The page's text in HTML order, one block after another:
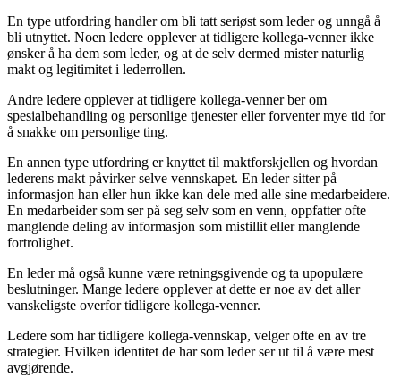
En type utfordring handler om bli tatt seriøst som leder og unngå å
bli utnyttet. Noen ledere opplever at tidligere kollega-venner ikke
ønsker å ha dem som leder, og at de selv dermed mister naturlig
makt og legitimitet i lederrollen.
Andre ledere opplever at tidligere kollega-venner ber om
spesialbehandling og personlige tjenester eller forventer mye tid for
å snakke om personlige ting.
En annen type utfordring er knyttet til maktforskjellen og hvordan
lederens makt påvirker selve vennskapet. En leder sitter på
informasjon han eller hun ikke kan dele med alle sine medarbeidere.
En medarbeider som ser på seg selv som en venn, oppfatter ofte
manglende deling av informasjon som mistillit eller manglende
fortrolighet.
En leder må også kunne være retningsgivende og ta upopulære
beslutninger. Mange ledere opplever at dette er noe av det aller
vanskeligste overfor tidligere kollega-venner.
Ledere som har tidligere kollega-vennskap, velger ofte en av tre
strategier. Hvilken identitet de har som leder ser ut til å være mest
avgjørende.